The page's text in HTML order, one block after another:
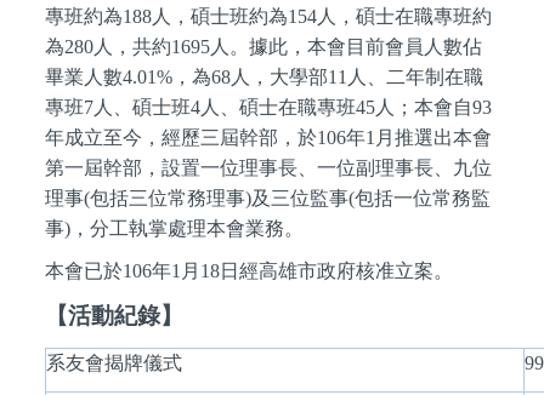
專班約為188人，碩士班約為154人，碩士在職專班約
為280人，共約1695人。據此，本會目前會員人數佔
畢業人數4.01%，為68人，大學部11人、二年制在職
專班7人、碩士班4人、碩士在職專班45人；本會自93
年成立至今，經歷三屆幹部，於106年1月推選出本會
第一屆幹部，設置一位理事長、一位副理事長、九位
理事(包括三位常務理事)及三位監事(包括一位常務監
事)，分工執掌處理本會業務。
本會已於106年1月18日經高雄市政府核准立案。
【活動紀錄】
系友會揭牌儀式